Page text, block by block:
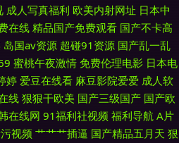
伊 97ii综合网 五月婷婷深爱五月 www尤
站 探花免费观看 91原创视频在线观看 91
精品手机9 久久草社区AV线 91福利网站
日韩狠人妻豆花 97视频在线激情观看 四虎
成人写真福利 欧美内射网址 日本中
在线精品国产免费观看 国产不卡高
岛国av资源 超碰91资源 国产乱一乱
蜜桃午夜激情 免费伦理电影 日本电
婷 爱豆在线看 麻豆影院爱爱 成人软
线 狠狠干欧美 国产三级国产 国产欧
在线网 91福利社视频 福利导航 A片
视频 艹艹艹插逼 国产精品五月天 狠